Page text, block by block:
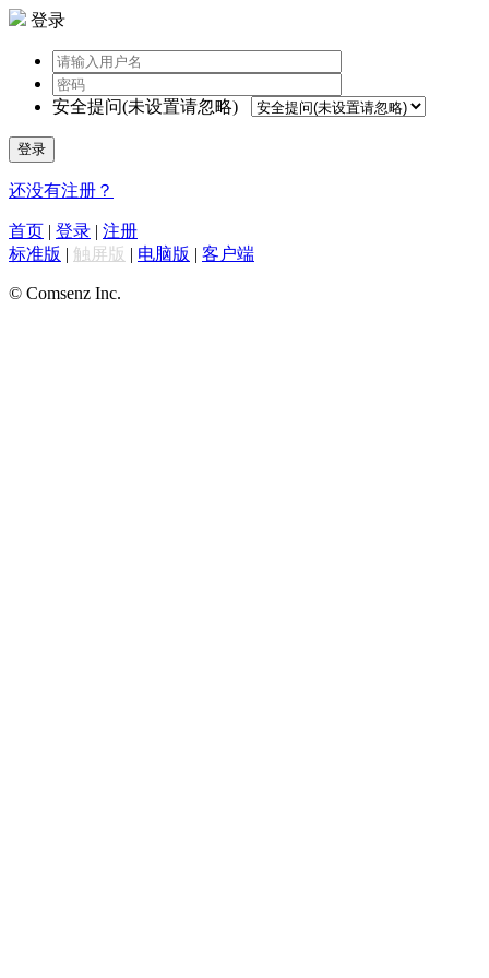
登录
安全提问(未设置请忽略)
登录
还没有注册？
首页 | 登录 | 注册
标准版 | 触屏版 | 电脑版 | 客户端
© Comsenz Inc.